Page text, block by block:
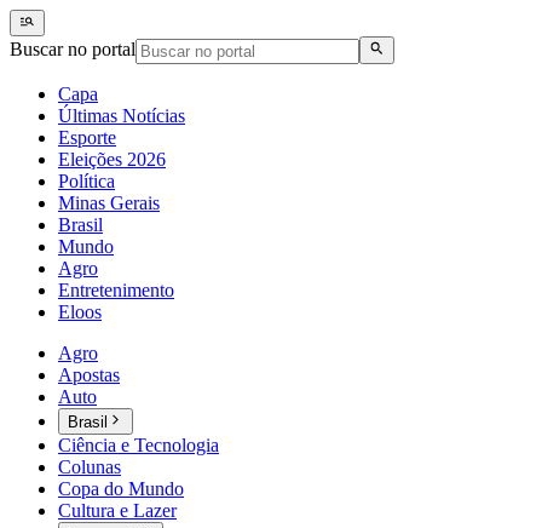
Buscar no portal
Capa
Últimas Notícias
Esporte
Eleições 2026
Política
Minas Gerais
Brasil
Mundo
Agro
Entretenimento
Eloos
Agro
Apostas
Auto
Brasil
Ciência e Tecnologia
Colunas
Copa do Mundo
Cultura e Lazer